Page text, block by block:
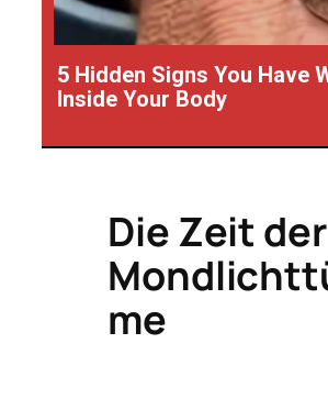
5 Hidden Signs You Have
Inside Your Body
Die Zeit der
me